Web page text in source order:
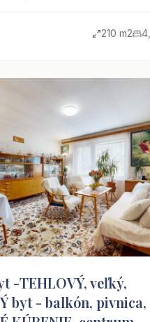
210 m2
-TEHLOVÝ, veľký,
byt - balkón, pivnica,